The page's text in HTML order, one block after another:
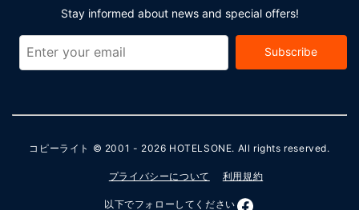
Stay informed about news and special offers!
Subscribe
コピーライト © 2001 - 2026 HOTELSONE. All rights reserved.
プライバシーについて 利用規約
以下でフォローしてください